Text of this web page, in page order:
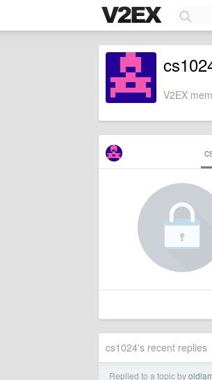
V2EX
cs1024's recent replies
Replied to a topic by